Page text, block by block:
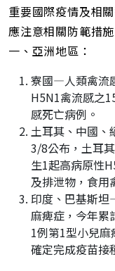
重要國際疫情及相
應注意相關防範措施
一、亞洲地區：
寮國—人類禽流
H5N1禽流感之
感死亡病例。
土耳其、中國
3/8公布，土耳
生1起高病原性
及排泄物，食用
印度、巴基斯
麻痺症，今年累
1例第1型小兒
確定完成疫苗接